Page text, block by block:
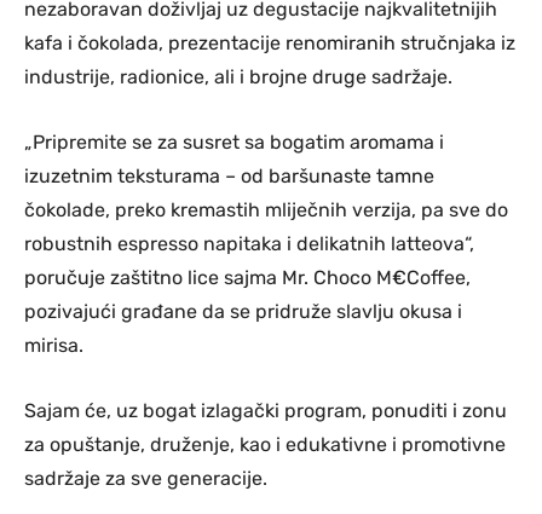
nezaboravan doživljaj uz degustacije najkvalitetnijih
kafa i čokolada, prezentacije renomiranih stručnjaka iz
industrije, radionice, ali i brojne druge sadržaje.
„Pripremite se za susret sa bogatim aromama i
izuzetnim teksturama – od baršunaste tamne
čokolade, preko kremastih mliječnih verzija, pa sve do
robustnih espresso napitaka i delikatnih latteova“,
poručuje zaštitno lice sajma Mr. Choco M€Coffee,
pozivajući građane da se pridruže slavlju okusa i
mirisa.
Sajam će, uz bogat izlagački program, ponuditi i zonu
za opuštanje, druženje, kao i edukativne i promotivne
sadržaje za sve generacije.